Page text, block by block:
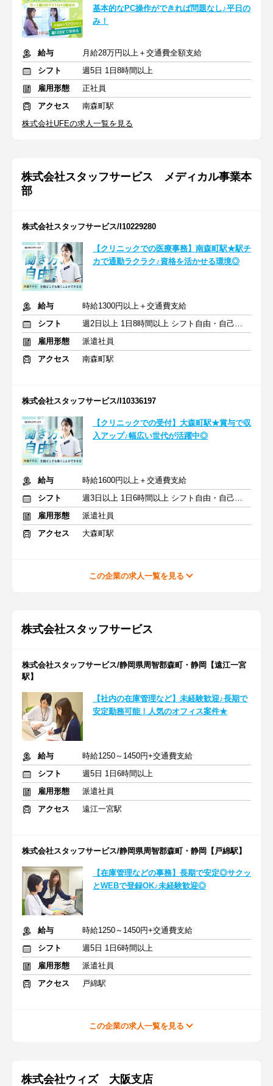
基本的なPC操作ができれば問題なし♪平日の
み！
給与
月給28万円以上＋交通費全額支給
シフト
週5日 1日8時間以上
雇用形態
正社員
アクセス
南森町駅
株式会社UFEの求人一覧を見る
株式会社スタッフサービス メディカル事業本
部
株式会社スタッフサービス/I10229280
【クリニックでの医療事務】南森町駅★駅チ
カで通勤ラクラク♪資格を活かせる環境◎
給与
時給1300円以上＋交通費支給
シフト
週2日以上 1日8時間以上 シフト自由・自己申告
雇用形態
派遣社員
アクセス
南森町駅
株式会社スタッフサービス/I10336197
【クリニックでの受付】大森町駅★賞与で収
入アップ♪幅広い世代が活躍中◎
給与
時給1600円以上＋交通費支給
シフト
週3日以上 1日6時間以上 シフト自由・自己申告
雇用形態
派遣社員
アクセス
大森町駅
この企業の求人一覧を見る
株式会社スタッフサービス
株式会社スタッフサービス/静岡県周智郡森町・静岡【遠江一宮
駅】
【社内の在庫管理など】未経験歓迎♪長期で
安定勤務可能！人気のオフィス案件★
給与
時給1250～1450円+交通費支給
シフト
週5日 1日6時間以上
雇用形態
派遣社員
アクセス
遠江一宮駅
株式会社スタッフサービス/静岡県周智郡森町・静岡【戸綿駅】
【在庫管理などの事務】長期で安定◎サクッ
とWEBで登録OK♪未経験歓迎◎
給与
時給1250～1450円+交通費支給
シフト
週5日 1日6時間以上
雇用形態
派遣社員
アクセス
戸綿駅
この企業の求人一覧を見る
株式会社ウィズ 大阪支店